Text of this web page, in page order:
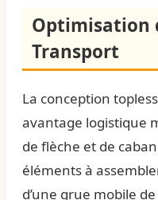
Optimisation
Transport
La conception
avantage logistique
de flèche et de
éléments à
d’une grue mobile